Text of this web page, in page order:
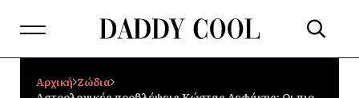
Αρχική Ζώδια